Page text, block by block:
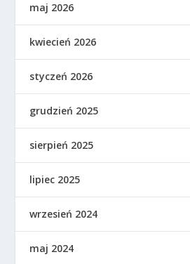
maj 2026
kwiecień 2026
styczeń 2026
grudzień 2025
sierpień 2025
lipiec 2025
wrzesień 2024
maj 2024